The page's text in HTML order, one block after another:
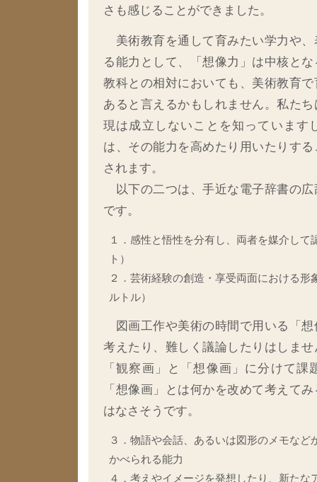
さも感じることができました。
美術教育を通して育みたい学力や、
る能力として、「想像力」は中核と
教科との相対においても、美術教育
あると言えるかもしれません。私た
現は成立しないことを知っています
は、その能力を高めたり用いたりす
されます。
以下の二つは、手近な電子辞書の広
です。
１．感性と悟性を分有し、両者を媒介して
ト）
２．芸術経験の創造・享受両面における形
ルトル）
図画工作や美術の時間で用いる「想
考えたり、難しく議論したりはしま
「観察画」と「想像画」に分けて課
「想像画」とは何かを改めて考えて
はなさそうです。
３．物語や会話、あるいは図形のメモなど
かべられる能力
４．考えやイメージを発想したり、新たな